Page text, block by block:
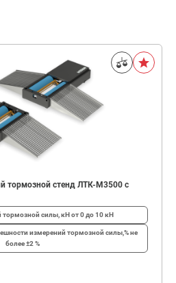
тормозной стенд ЛТК-М3500 с
тормозной силы, кНот 0 до 10 кН
измерений тормозной силы,%не
более ±2 %